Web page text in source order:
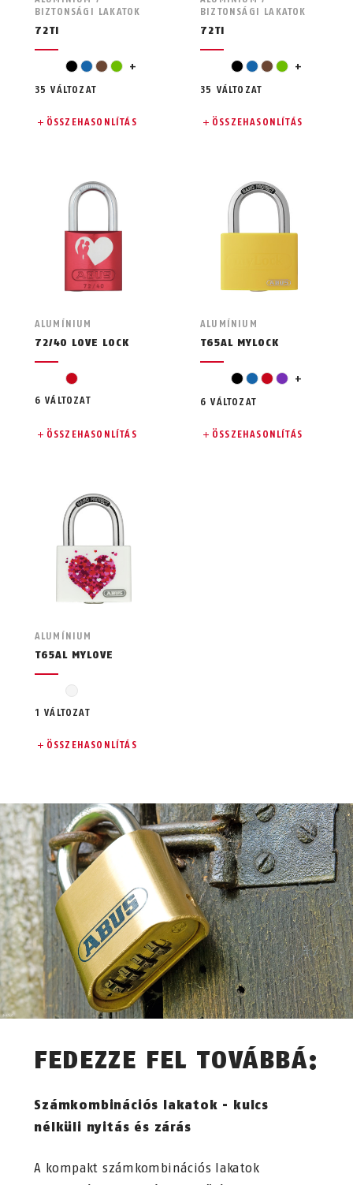
BIZTONSÁGI LAKATOK
72TI
fekete
kékbarnazöld
narancssárga
+
35 VÁLTOZAT
ÖSSZEHASONLÍTÁS
BIZTONSÁGI LAKATOK
72TI
fekete
kékbarnazöld
narancssárga
+
35 VÁLTOZAT
ÖSSZEHASONLÍTÁS
ALUMÍNIUM
72/40 LOVE LOCK
piros
6 VÁLTOZAT
ÖSSZEHASONLÍTÁS
ALUMÍNIUM
T65AL MYLOCK
fekete
kékpirosibolya szín
fehér +
6 VÁLTOZAT
ÖSSZEHASONLÍTÁS
ALUMÍNIUM
T65AL MYLOVE
fehér
1 VÁLTOZAT
ÖSSZEHASONLÍTÁS
FEDEZZE FEL TOVÁBBÁ:
Számkombinációs lakatok - kulcs
nélküli nyitás és zárás
A kompakt számkombinációs lakatok